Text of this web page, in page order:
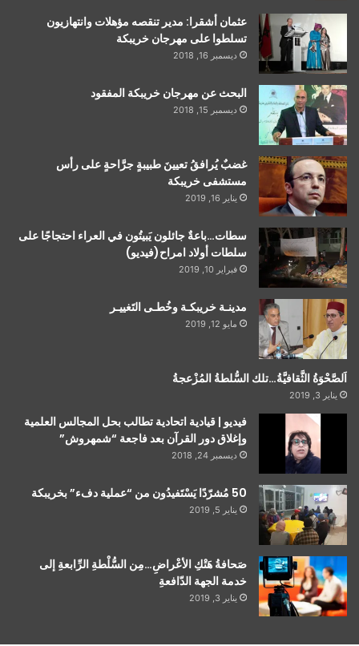
عثمان أشقرا: مدير تنقصه مؤهلات وانتهازيون
تسلطوا على مهرجان خريبكة
ديسمبر 16, 2018
البحث عن مهرجان خريبكة المفقود
ديسمبر 15, 2018
غضبٌ يُرافقُ تعيينَ طبيبةٍ جرَّاحةٍ على رأس
مستشفى خريبكة
يناير 16, 2019
سطات…باعةٌ جائلون يَبيتُون في العراء احتجاجًا على
سلطات أولاد امراح(فيديو)
فبراير 10, 2019
مدينـة خريبكـة وخُطـى التَغييـر
مايو 12, 2019
اَلصَّحْوَةُ الثَّقافيَّةُ…تلك السُّلطةُ المُزْعجةُ
يناير 3, 2019
فيديو | قيادية اتحادية تطالب بحل المجالس العلمية
وإغلاق دور القرآن بعد فاجعة “شمهروش”
ديسمبر 24, 2018
50 مُشرّدًا يَسْتَفيدُون من “عملية دفء” بخريبكة
يناير 5, 2019
صَحافةُ هَتْكِ الأعْراضِ…مِن السُّلْطةِ الرِّابعةِ إلى
خدمة الجهة الدّافعةِ
يناير 3, 2019